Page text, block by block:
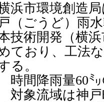
浜市環境創造
戸（ごうど）雨
技術開発（横
ており、工法
る。
時間降雨量60
対象流域は神戸